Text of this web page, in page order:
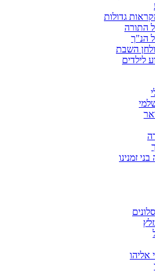
גדולות
התורה
הנ"ך
השבת
לילדים
זמנינו
אליהו